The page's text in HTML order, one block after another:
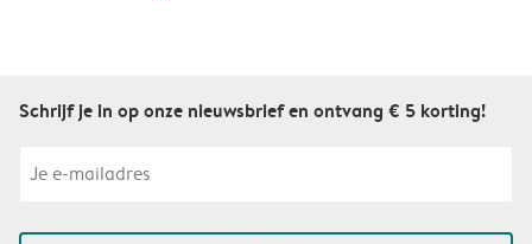
Schrijf je in op onze nieuwsbrief en ontvang € 5 korting!